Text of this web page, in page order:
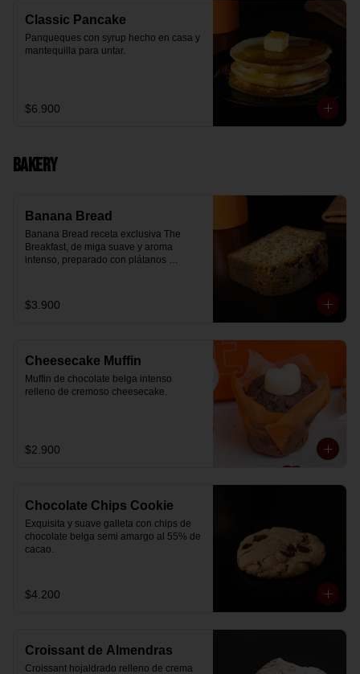
Classic Pancake
Panqueques con syrup hecho en casa y
mantequilla para untar.
$6.900
Bakery
Banana Bread
Banana Bread receta exclusiva The
Breakfast, de miga suave y aroma
intenso, preparado con plátanos
$3.900
Cheesecake Muffin
Muffin de chocolate belga intenso
relleno de cremoso cheesecake.
$2.900
Chocolate Chips Cookie
Exquisita y suave galleta con chips de
chocolate belga semi amargo al 55% de
cacao.
$4.200
Croissant de Almendras
Croissant hojaldrado relleno de crema